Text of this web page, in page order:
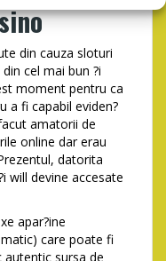
din cauza sloturi
cel mai bun ?i
moment pentru ca
a fi capabil eviden?
amatorii de
online dar erau
datorita
will devine accesate
apar?ine
care poate fi
sursa de